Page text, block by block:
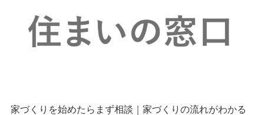
家づくりを始めたらまず相談｜家づくりの流れがわかる